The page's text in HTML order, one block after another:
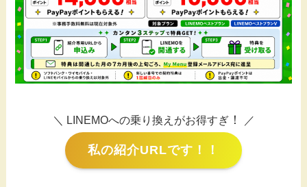
＼ LINEMOへの乗り換えがお得すぎ！ ／
私の紹介URLです！！